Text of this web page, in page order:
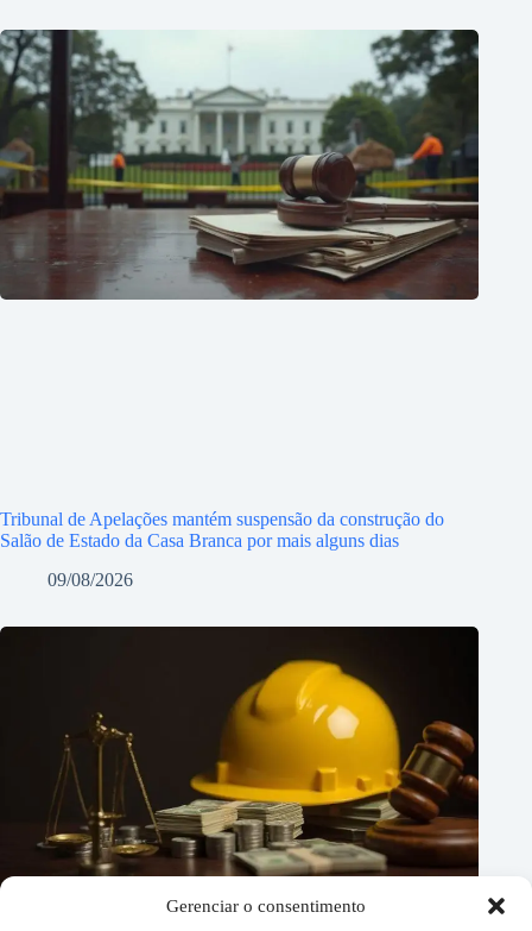
Gerenciar o consentimento
Tribunal de Apelações mantém suspensão da construção do
Salão de Estado da Casa Branca por mais alguns dias
09/08/2026